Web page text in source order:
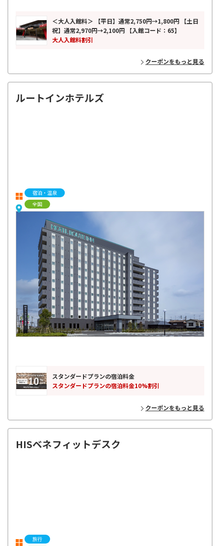
＜大人入館料＞ 【平日】通常2,750円→1,800円 【土日
祝】通常2,970円→2,100円 【入館コード：65】
大人入館料割引
クーポンをもっと見る
ルートインホテルズ
宿泊・温泉
全国
スタンダードプランの宿泊料金
スタンダードプランの宿泊料金10%割引
クーポンをもっと見る
HISベネフィットデスク
旅行